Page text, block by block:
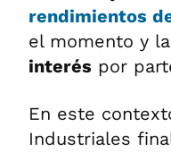
rendimientos
el momento y la
interés por
En este
Industriales